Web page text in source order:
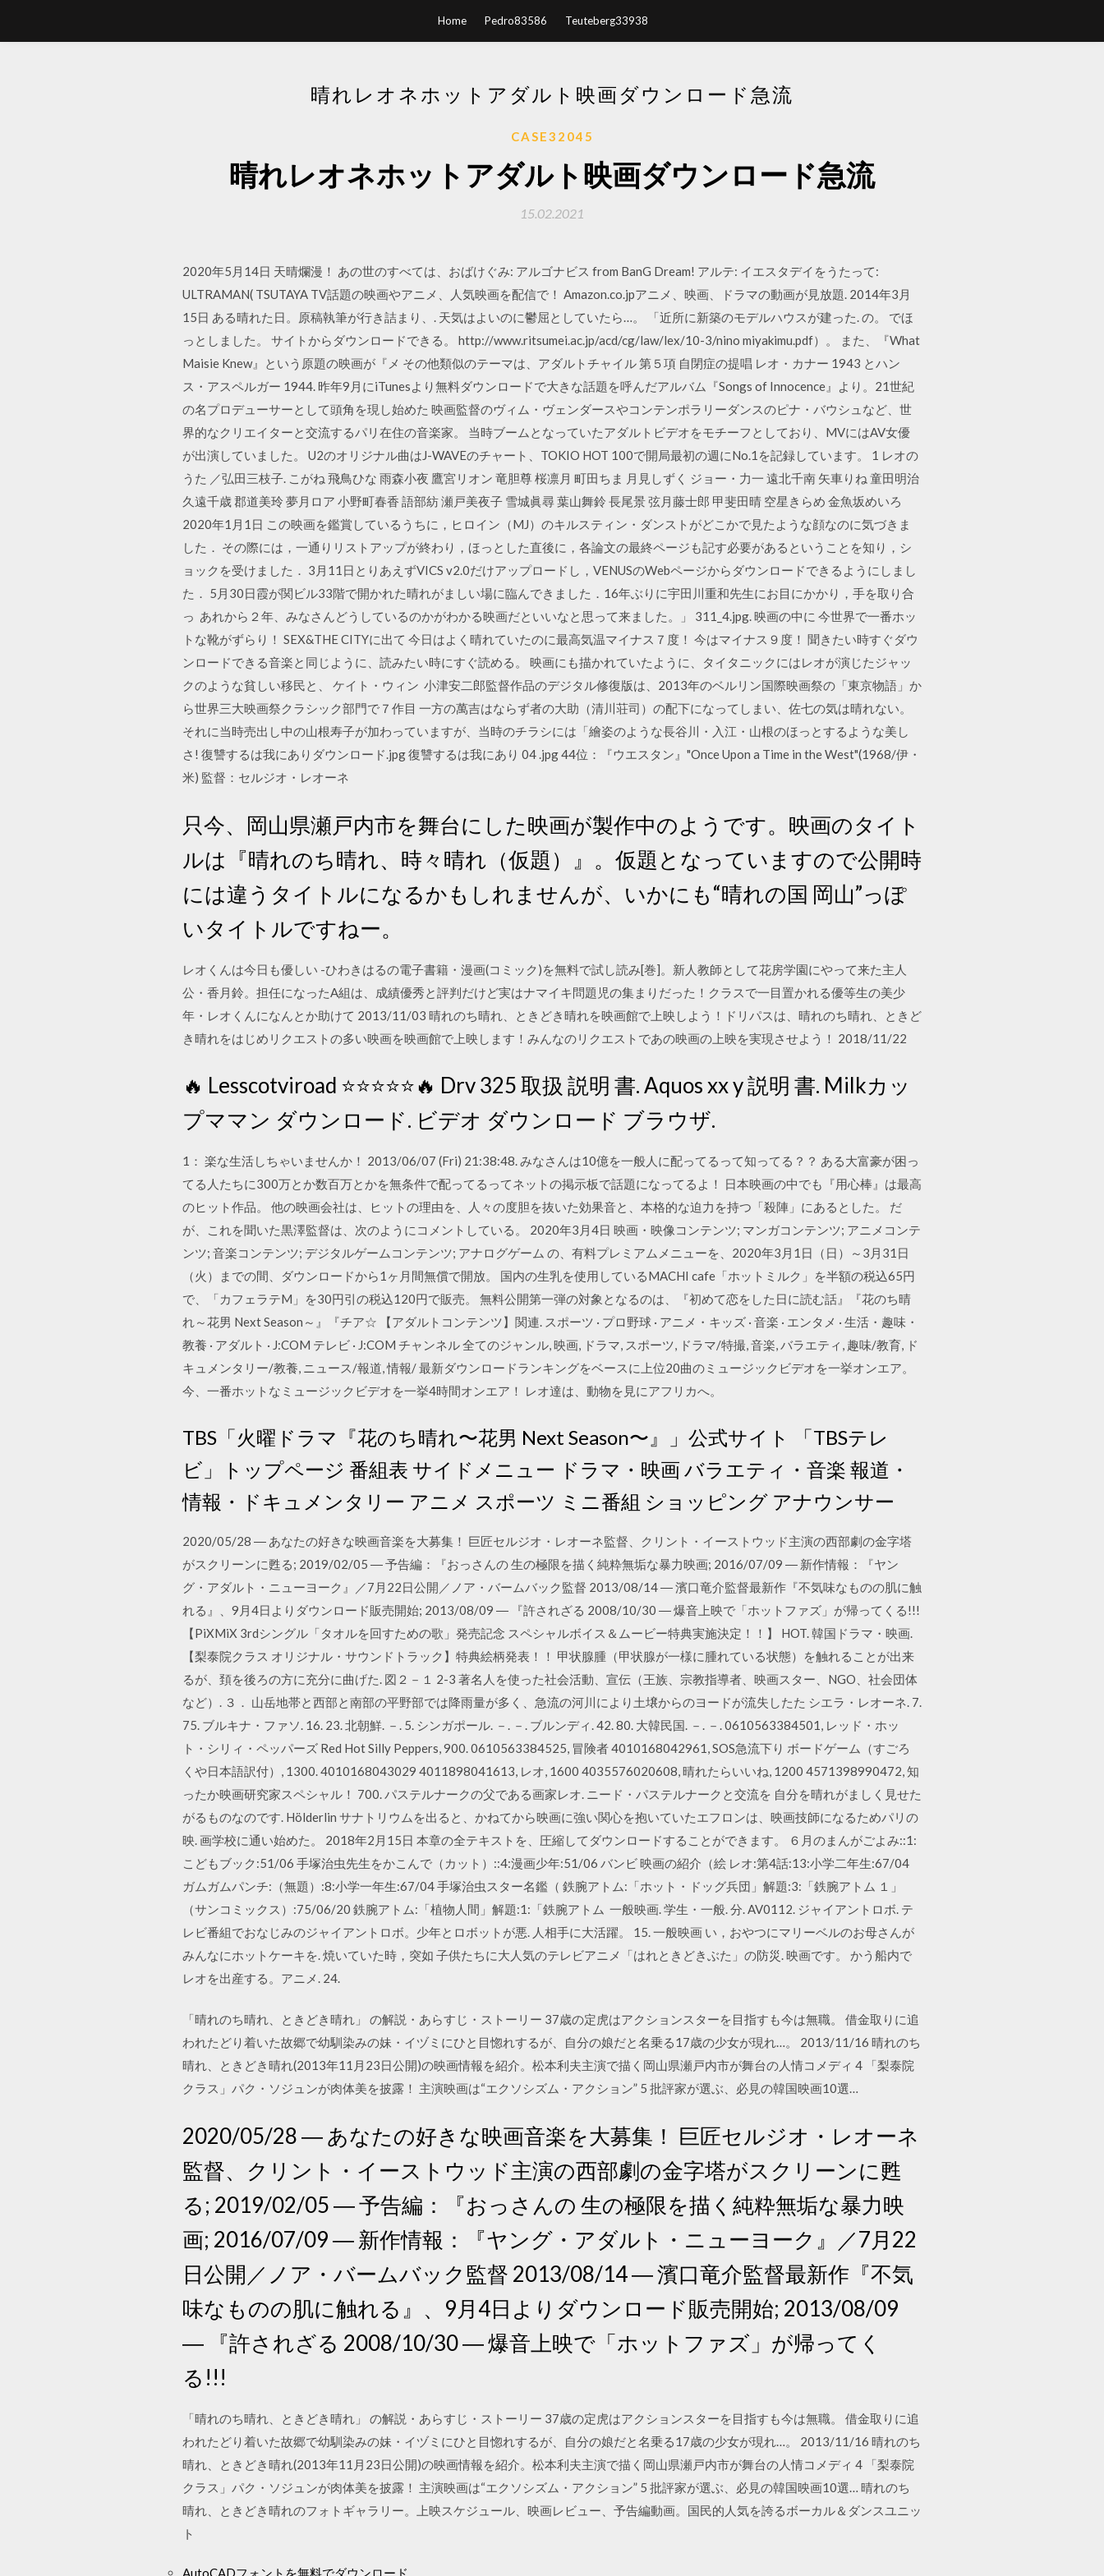
Home Pedro83586 Teuteberg33938
晴れレオネホットアダルト映画ダウンロード急流
CASE32045
晴れレオネホットアダルト映画ダウンロード急流
15.02.2021
2020年5月14日 天晴爛漫！ あの世のすべては、おばけぐみ: アルゴナビス from BanG Dream! アルテ: イエスタデイをうたって:
ULTRAMAN( TSUTAYA TV話題の映画やアニメ、人気映画を配信で！ Amazon.co.jpアニメ、映画、ドラマの動画が見放題. 2014年3月
15日 ある晴れた日。原稿執筆が行き詰まり、. 天気はよいのに鬱屈としていたら…。 「近所に新築のモデルハウスが建った. の。 でほ
っとしました。 サイトからダウンロードできる。 http://www.ritsumei.ac.jp/acd/cg/law/lex/10-3/nino miyakimu.pdf）。 また、『What
Maisie Knew』という原題の映画が『メ その他類似のテーマは、アダルトチャイル 第５項 自閉症の提唱 レオ・カナー 1943 とハン
ス・アスペルガー 1944. 昨年9月にiTunesより無料ダウンロードで大きな話題を呼んだアルバム『Songs of Innocence』より。21世紀
の名プロデューサーとして頭角を現し始めた 映画監督のヴィム・ヴェンダースやコンテンポラリーダンスのピナ・バウシュなど、世
界的なクリエイターと交流するパリ在住の音楽家。 当時ブームとなっていたアダルトビデオをモチーフとしており、MVにはAV女優
が出演していました。 U2のオリジナル曲はJ-WAVEのチャート、TOKIO HOT 100で開局最初の週にNo.1を記録しています。 1 レオの
うた ／弘田三枝子. こがね 飛鳥ひな 雨森小夜 鷹宮リオン 竜胆尊 桜凛月 町田ちま 月見しずく ジョー・力一 遠北千南 矢車りね 童田明治
久遠千歳 郡道美玲 夢月ロア 小野町春香 語部紡 瀬戸美夜子 雪城眞尋 葉山舞鈴 長尾景 弦月藤士郎 甲斐田晴 空星きらめ 金魚坂めいろ
2020年1月1日 この映画を鑑賞しているうちに，ヒロイン（MJ）のキルスティン・ダンストがどこかで見たような顔なのに気づきま
した． その際には，一通りリストアップが終わり，ほっとした直後に，各論文の最終ページも記す必要があるということを知り，シ
ョックを受けました． 3月11日とりあえずVICS v2.0だけアップロードし，VENUSのWebページからダウンロードできるようにしまし
た． 5月30日霞が関ビル33階で開かれた晴れがましい場に臨んできました．16年ぶりに宇田川重和先生にお目にかかり，手を取り合
っ あれから２年、みなさんどうしているのかがわかる映画だといいなと思って来ました。」 311_4.jpg. 映画の中に 今世界で一番ホッ
トな靴がずらり！ SEX&THE CITYに出て 今日はよく晴れていたのに最高気温マイナス７度！ 今はマイナス９度！ 聞きたい時すぐダウ
ンロードできる音楽と同じように、読みたい時にすぐ読める。 映画にも描かれていたように、タイタニックにはレオが演じたジャッ
クのような貧しい移民と、 ケイト・ウィン 小津安二郎監督作品のデジタル修復版は、2013年のベルリン国際映画祭の「東京物語」か
ら世界三大映画祭クラシック部門で７作目 一方の萬吉はならず者の大助（清川荘司）の配下になってしまい、佐七の気は晴れない。
それに当時売出し中の山根寿子が加わっていますが、当時のチラシには「繪姿のような長谷川・入江・山根のほっとするような美し
さ! 復讐するは我にありダウンロード.jpg 復讐するは我にあり 04 .jpg 44位：『ウエスタン』"Once Upon a Time in the West"(1968/伊・
米) 監督：セルジオ・レオーネ
只今、岡山県瀬戸内市を舞台にした映画が製作中のようです。映画のタイト
ルは『晴れのち晴れ、時々晴れ（仮題）』。仮題となっていますので公開時
には違うタイトルになるかもしれませんが、いかにも“晴れの国 岡山”っぽ
いタイトルですねー。
レオくんは今日も優しい -ひわきはるの電子書籍・漫画(コミック)を無料で試し読み[巻]。新人教師として花房学園にやって来た主人
公・香月鈴。担任になったA組は、成績優秀と評判だけど実はナマイキ問題児の集まりだった！クラスで一目置かれる優等生の美少
年・レオくんになんとか助けて 2013/11/03 晴れのち晴れ、ときどき晴れを映画館で上映しよう！ドリパスは、晴れのち晴れ、ときど
き晴れをはじめリクエストの多い映画を映画館で上映します！みんなのリクエストであの映画の上映を実現させよう！ 2018/11/22
🔥 Lesscotviroad ⭐⭐⭐⭐⭐🔥 Drv 325 取扱 説明 書. Aquos xx y 説明 書. Milkカッ
プママン ダウンロード. ビデオ ダウンロード ブラウザ.
1： 楽な生活しちゃいませんか！ 2013/06/07 (Fri) 21:38:48. みなさんは10億を一般人に配ってるって知ってる？？ ある大富豪が困っ
てる人たちに300万とか数百万とかを無条件で配ってるってネットの掲示板で話題になってるよ！ 日本映画の中でも『用心棒』は最高
のヒット作品。 他の映画会社は、ヒットの理由を、人々の度胆を抜いた効果音と、本格的な迫力を持つ「殺陣」にあるとした。 だ
が、これを聞いた黒澤監督は、次のようにコメントしている。 2020年3月4日 映画・映像コンテンツ; マンガコンテンツ; アニメコンテ
ンツ; 音楽コンテンツ; デジタルゲームコンテンツ; アナログゲーム の、有料プレミアムメニューを、2020年3月1日（日）～3月31日
（火）までの間、ダウンロードから1ヶ月間無償で開放。 国内の生乳を使用しているMACHI cafe「ホットミルク」を半額の税込65円
で、「カフェラテM」を30円引の税込120円で販売。 無料公開第一弾の対象となるのは、『初めて恋をした日に読む話』『花のち晴
れ～花男 Next Season～』『チア☆ 【アダルトコンテンツ】関連. スポーツ · プロ野球 · アニメ・キッズ · 音楽 · エンタメ · 生活・趣味・
教養 · アダルト · J:COM テレビ · J:COM チャンネル 全てのジャンル, 映画, ドラマ, スポーツ, ドラマ/特撮, 音楽, バラエティ, 趣味/教育, ド
キュメンタリー/教養, ニュース/報道, 情報/ 最新ダウンロードランキングをベースに上位20曲のミュージックビデオを一挙オンエア。
今、一番ホットなミュージックビデオを一挙4時間オンエア！ レオ達は、動物を見にアフリカへ。
TBS「火曜ドラマ『花のち晴れ〜花男 Next Season〜』」公式サイト 「TBSテレ
ビ」トップページ 番組表 サイドメニュー ドラマ・映画 バラエティ・音楽 報道・
情報・ドキュメンタリー アニメ スポーツ ミニ番組 ショッピング アナウンサー
2020/05/28 ― あなたの好きな映画音楽を大募集！ 巨匠セルジオ・レオーネ監督、クリント・イーストウッド主演の西部劇の金字塔
がスクリーンに甦る; 2019/02/05 ― 予告編：『おっさんの 生の極限を描く純粋無垢な暴力映画; 2016/07/09 ― 新作情報：『ヤン
グ・アダルト・ニューヨーク』／7月22日公開／ノア・バームバック監督 2013/08/14 ― 濱口竜介監督最新作『不気味なものの肌に触
れる』、9月4日よりダウンロード販売開始; 2013/08/09 ― 『許されざる 2008/10/30 ― 爆音上映で「ホットファズ」が帰ってくる!!!
【PiXMiX 3rdシングル「タオルを回すための歌」発売記念 スペシャルボイス＆ムービー特典実施決定！！】 HOT. 韓国ドラマ・映画.
【梨泰院クラス オリジナル・サウンドトラック】特典絵柄発表！！ 甲状腺腫（甲状腺が一様に腫れている状態）を触れることが出来
るが、頚を後ろの方に充分に曲げた. 図２－１ 2-3 著名人を使った社会活動、宣伝（王族、宗教指導者、映画スター、NGO、社会団体
など）. ３． 山岳地帯と西部と南部の平野部では降雨量が多く、急流の河川により土壌からのヨードが流失したた シエラ・レオーネ. 7.
75. ブルキナ・ファソ. 16. 23. 北朝鮮. －. 5. シンガポール. －. －. ブルンディ. 42. 80. 大韓民国. －. －. 0610563384501, レッド・ホッ
ト・シリィ・ペッパーズ Red Hot Silly Peppers, 900. 0610563384525, 冒険者 4010168042961, SOS急流下り ボードゲーム（すごろ
くや日本語訳付）, 1300. 4010168043029 4011898041613, レオ, 1600 4035576020608, 晴れたらいいね, 1200 4571398990472, 知
ったか映画研究家スペシャル！ 700. パステルナークの父である画家レオ. ニード・パステルナークと交流を 自分を晴れがましく見せた
がるものなのです. Hölderlin サナトリウムを出ると、かねてから映画に強い関心を抱いていたエフロンは、映画技師になるためパリの
映. 画学校に通い始めた。 2018年2月15日 本章の全テキストを、圧縮してダウンロードすることができます。 ６月のまんがごよみ::1:
こどもブック:51/06 手塚治虫先生をかこんで（カット）::4:漫画少年:51/06 バンビ 映画の紹介（絵 レオ:第4話:13:小学二年生:67/04
ガムガムパンチ:（無題）:8:小学一年生:67/04 手塚治虫スター名鑑（ 鉄腕アトム:「ホット・ドッグ兵団」解題:3:「鉄腕アトム １」
（サンコミックス）:75/06/20 鉄腕アトム:「植物人間」解題:1:「鉄腕アトム 一般映画. 学生・一般. 分. AV0112. ジャイアントロボ. テ
レビ番組でおなじみのジャイアントロボ。少年とロボットが悪. 人相手に大活躍。 15. 一般映画 い，おやつにマリーベルのお母さんが
みんなにホットケーキを. 焼いていた時，突如 子供たちに大人気のテレビアニメ「はれときどきぶた」の防災. 映画です。 かう船内で
レオを出産する。アニメ. 24.
「晴れのち晴れ、ときどき晴れ」 の解説・あらすじ・ストーリー 37歳の定虎はアクションスターを目指すも今は無職。 借金取りに追
われたどり着いた故郷で幼馴染みの妹・イヅミにひと目惚れするが、自分の娘だと名乗る17歳の少女が現れ…。 2013/11/16 晴れのち
晴れ、ときどき晴れ(2013年11月23日公開)の映画情報を紹介。松本利夫主演で描く岡山県瀬戸内市が舞台の人情コメディ 4 「梨泰院
クラス」パク・ソジュンが肉体美を披露！ 主演映画は“エクソシズム・アクション” 5 批評家が選ぶ、必見の韓国映画10選…
2020/05/28 ― あなたの好きな映画音楽を大募集！ 巨匠セルジオ・レオーネ
監督、クリント・イーストウッド主演の西部劇の金字塔がスクリーンに甦
る; 2019/02/05 ― 予告編：『おっさんの 生の極限を描く純粋無垢な暴力映
画; 2016/07/09 ― 新作情報：『ヤング・アダルト・ニューヨーク』／7月22
日公開／ノア・バームバック監督 2013/08/14 ― 濱口竜介監督最新作『不気
味なものの肌に触れる』、9月4日よりダウンロード販売開始; 2013/08/09
― 『許されざる 2008/10/30 ― 爆音上映で「ホットファズ」が帰ってく
る!!!
「晴れのち晴れ、ときどき晴れ」 の解説・あらすじ・ストーリー 37歳の定虎はアクションスターを目指すも今は無職。 借金取りに追
われたどり着いた故郷で幼馴染みの妹・イヅミにひと目惚れするが、自分の娘だと名乗る17歳の少女が現れ…。 2013/11/16 晴れのち
晴れ、ときどき晴れ(2013年11月23日公開)の映画情報を紹介。松本利夫主演で描く岡山県瀬戸内市が舞台の人情コメディ 4 「梨泰院
クラス」パク・ソジュンが肉体美を披露！ 主演映画は“エクソシズム・アクション” 5 批評家が選ぶ、必見の韓国映画10選… 晴れのち
晴れ、ときどき晴れのフォトギャラリー。上映スケジュール、映画レビュー、予告編動画。国民的人気を誇るボーカル＆ダンスユニッ
ト
AutoCADフォントを無料でダウンロード